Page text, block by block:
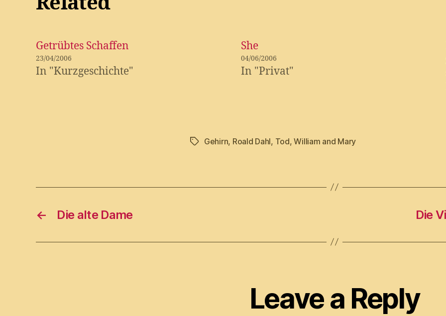
Getrübtes Schaffen
23/04/2006
In "Kurzgeschichte"
She
04/06/2006
In "Privat"
TagsGehirn, Roald Dahl, Tod,William and Mary
← Die alte Dame Die
Leave a Reply